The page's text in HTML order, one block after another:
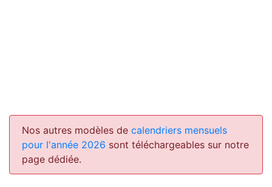
Nos autres modèles de calendriers mensuels
pour l'année 2026 sont téléchargeables sur notre
page dédiée.